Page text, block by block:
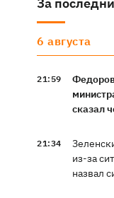
6 августа
21:59
Федоров
сказал
21:34
из-за
назвал